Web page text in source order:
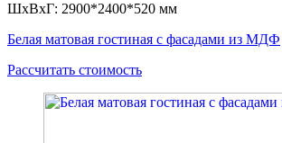
ШxВxГ: 2900*2400*520 мм
Белая матовая гостиная с фасадами из МДФ
Рассчитать стоимость